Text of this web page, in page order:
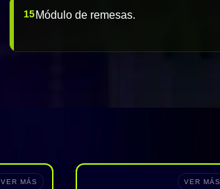
15Módulo de remesas.
VER MÁS VER MÁS